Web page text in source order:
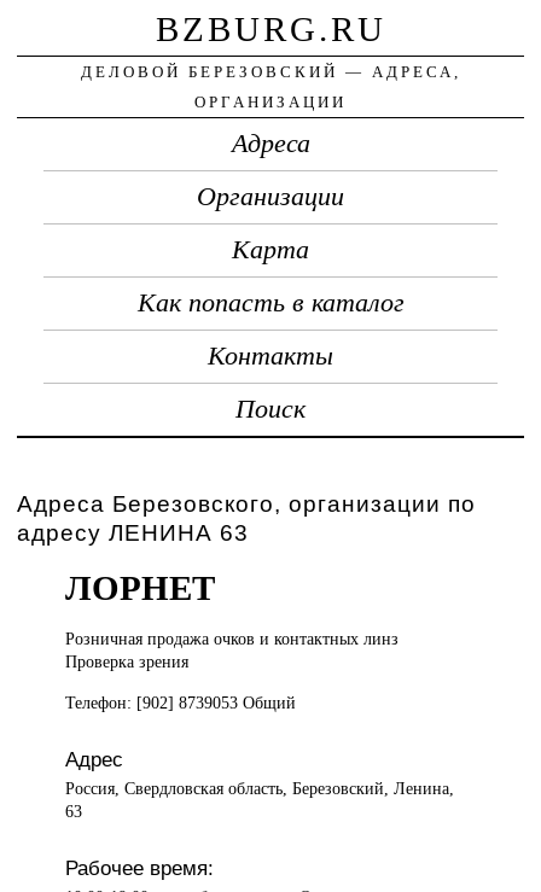
BZBURG.RU
ДЕЛОВОЙ БЕРЕЗОВСКИЙ — АДРЕСА,
ОРГАНИЗАЦИИ
Адреса
Организации
Карта
Как попасть в каталог
Контакты
Поиск
Адреса Березовского, организации по
адресу ЛЕНИНА 63
ЛОРНЕТ
Розничная продажаочков и контактных линз
Проверка зрения
Телефон: [902] 8739053 Общий
Адрес
Россия, Свердловская область, Березовский, Ленина,
63
Рабочее время: